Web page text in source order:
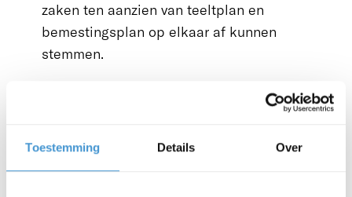
Toestemming Details Over
zaken ten aanzien van teeltplan en
bemestingsplan op elkaar af kunnen
stemmen.
Maak de berekeningen dan samen met
een adviseur van Flynth. Die kan